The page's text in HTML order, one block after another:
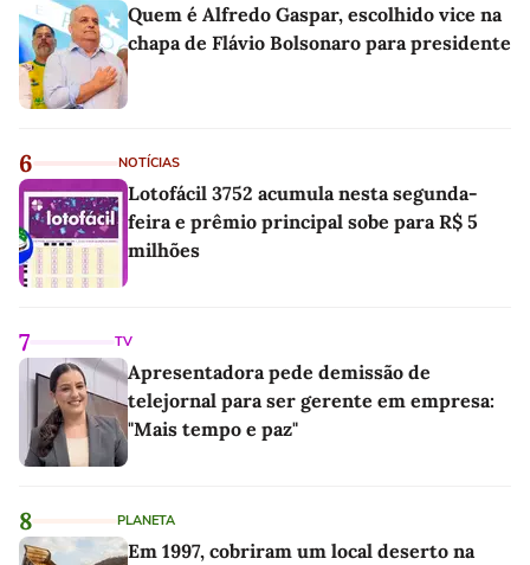
Quem é Alfredo Gaspar, escolhido vice na
chapa de Flávio Bolsonaro para presidente
6 NOTÍCIAS
Lotofácil 3752 acumula nesta segunda-
feira e prêmio principal sobe para R$ 5
milhões
7 TV
Apresentadora pede demissão de
telejornal para ser gerente em empresa:
"Mais tempo e paz"
8 PLANETA
Em 1997, cobriram um local deserto na